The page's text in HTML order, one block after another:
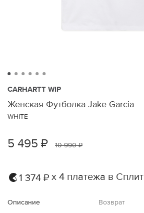
CARHARTT WIP
Женская Футболка Jake Garcia
WHITE
5 495 ₽ 10 990 ₽
1 374 ₽ х 4 платежа в Сплит
Описание Возврат